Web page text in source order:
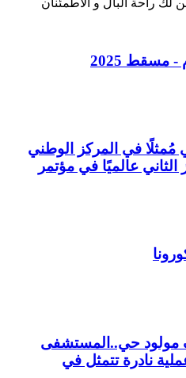
مسقط 2025
في المركز الوطني
عالميًا في مؤتمر
كل500 ألف مولود حي..المستشفى
نادرة تتمثل في